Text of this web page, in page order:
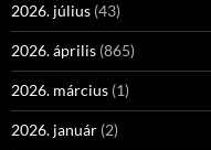
2026. július (43)
2026. április (865)
2026. március (1)
2026. január (2)